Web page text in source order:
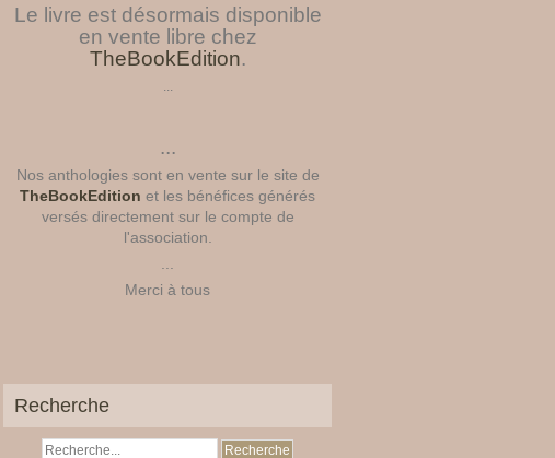
Le livre est désormais disponible
en vente libre chez
TheBookEdition.
...
...
Nos anthologies sont en vente sur le site de
TheBookEdition et les bénéfices générés
versés directement sur le compte de
l'association.
Merci à tous
Recherche